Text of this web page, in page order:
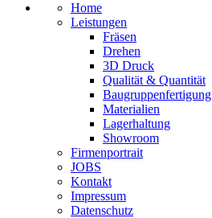
Home
Leistungen
Fräsen
Drehen
3D Druck
Qualität & Quantität
Baugruppenfertigung
Materialien
Lagerhaltung
Showroom
Firmenportrait
JOBS
Kontakt
Impressum
Datenschutz